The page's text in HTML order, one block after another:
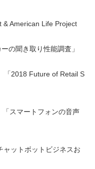
American Life Project
聞き取り性能調査」
2018 Future of Retail S
スマートフォンの音声
ットボットビジネスお